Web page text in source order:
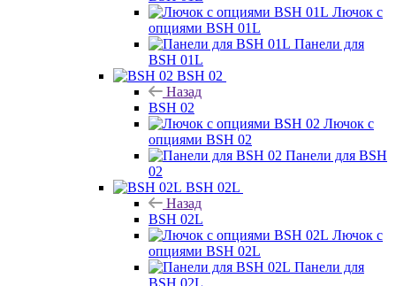
Лючок с
опциями BSH 01L
Панели для
BSH 01L
BSH 02
Назад
BSH 02
Лючок с
опциями BSH 02
Панели для BSH
02
BSH 02L
Назад
BSH 02L
Лючок с
опциями BSH 02L
Панели для
BSH 02L